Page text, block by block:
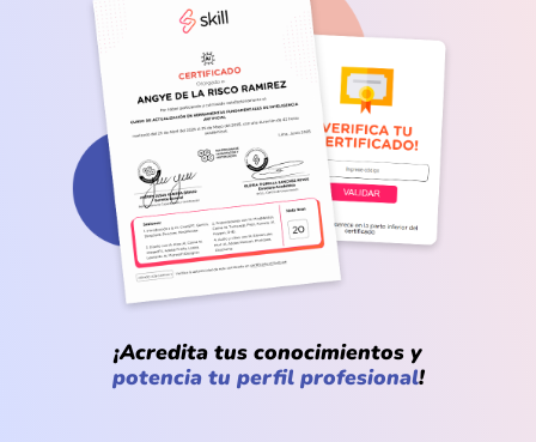
¡Acredita tus conocimientos y
potencia tu perfil profesional!